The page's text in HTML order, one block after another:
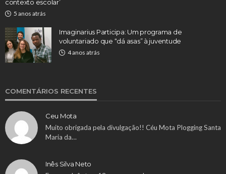
contexto escolar’
5 anos atrás
Imaginarius Participa: Um programa de
voluntariado que “dá asas” à juventude
4 anos atrás
COMENTÁRIOS RECENTES
Ceu Mota
Muito obrigada pela divulgação!! Céu Mota Plogging Santa
Maria da…
Inês Silva Neto